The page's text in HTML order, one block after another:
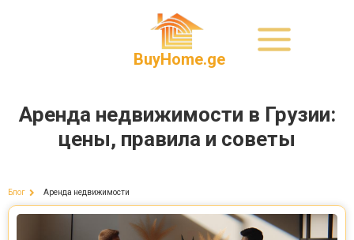
BuyHome.ge
Аренда недвижимости в Грузии:
цены, правила и советы
Блог Аренда недвижимости